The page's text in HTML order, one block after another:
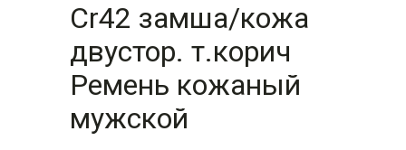
Cr42 замша/кожа
двустор. т.корич
Ремень кожаный
мужской